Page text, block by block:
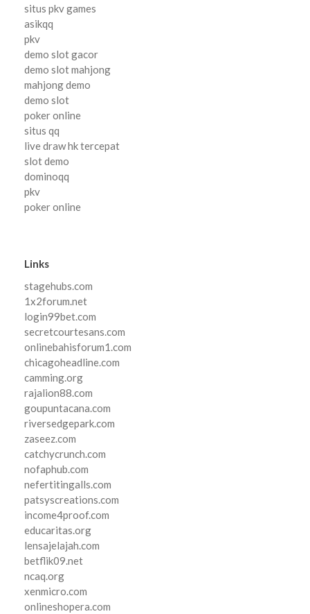
situs pkv games
asikqq
pkv
demo slot gacor
demo slot mahjong
mahjong demo
demo slot
poker online
situs qq
live draw hk tercepat
slot demo
dominoqq
pkv
poker online
Links
stagehubs.com
1x2forum.net
login99bet.com
secretcourtesans.com
onlinebahisforum1.com
chicagoheadline.com
camming.org
rajalion88.com
goupuntacana.com
riversedgepark.com
zaseez.com
catchycrunch.com
nofaphub.com
nefertitingalls.com
patsyscreations.com
income4proof.com
educaritas.org
lensajelajah.com
betflik09.net
ncaq.org
xenmicro.com
onlineshopera.com